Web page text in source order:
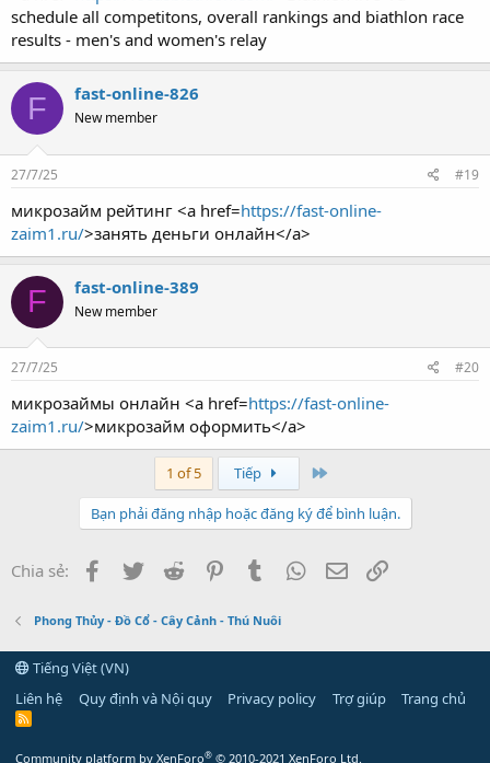
schedule all competitons, overall rankings and biathlon race
results - men's and women's relay
F fast-online-826
New member
27/7/25 #19
микрозайм рейтинг <a href=https://fast-online-
zaim1.ru/>занять деньги онлайн</a>
F fast-online-389
New member
27/7/25 #20
микрозаймы онлайн <a href=https://fast-online-
zaim1.ru/>микрозайм оформить</a>
1 of 5 Tiếp
Bạn phải đăng nhập hoặc đăng ký để bình luận.
Chia sẻ: Facebook
Twitter Reddit PinterestTumblr WhatsApp
Email
Phong Thủy - Đồ Cổ - Cây Cảnh - Thú Nuôi
Tiếng Việt (VN)
Liên hệ
Quy định và Nội quy Privacy policy Trợ giúp Trang chủ
R
Community platform by XenForo® © 2010-2021 XenForo Ltd.